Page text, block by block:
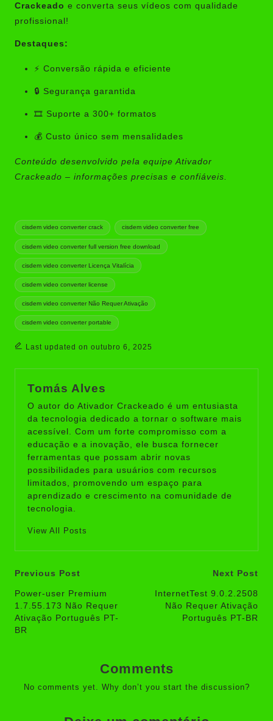
Crackeado e converta seus vídeos com qualidade
profissional!
Destaques:
⚡ Conversão rápida e eficiente
🔒 Segurança garantida
🎞️ Suporte a 300+ formatos
💰 Custo único sem mensalidades
Conteúdo desenvolvido pela equipe Ativador
Crackeado – informações precisas e confiáveis.
Tags:
cisdem video converter crack cisdem video converter free
cisdem video converter full version free download
cisdem video converter Licença Vitalícia
cisdem video converter license
cisdem video converter Não Requer Ativação
cisdem video converter portable
Last updated on outubro 6, 2025
Tomás Alves
O autor do Ativador Crackeado é um entusiasta
da tecnologia dedicado a tornar o software mais
acessível. Com um forte compromisso com a
educação e a inovação, ele busca fornecer
ferramentas que possam abrir novas
possibilidades para usuários com recursos
limitados, promovendo um espaço para
aprendizado e crescimento na comunidade de
tecnologia.
View All Posts
Post
navigation
Previous Post
Power-user Premium
1.7.55.173 Não Requer
Ativação Português PT-
BR
Next Post
InternetTest 9.0.2.2508
Não Requer Ativação
Português PT-BR
Comments
No comments yet. Why don’t you start the discussion?